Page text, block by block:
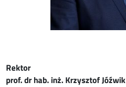
Rektor
prof. dr hab. inż. Krzysztof Jóźwik